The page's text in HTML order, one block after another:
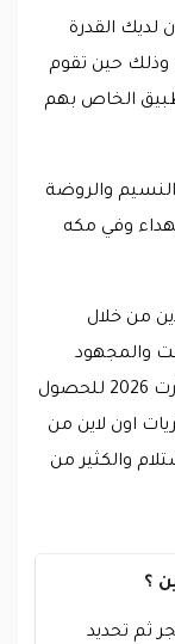
لديك القدرة
وذلك حين تقوم
الخاص بهم
والروضة
وفي مكه
من خلال
والمجهود
وكذلك قدرتك على استخدامكوبون ماي مارت 2026 للحصول
اون لاين من
والكثير من
؟
ثم تحديد